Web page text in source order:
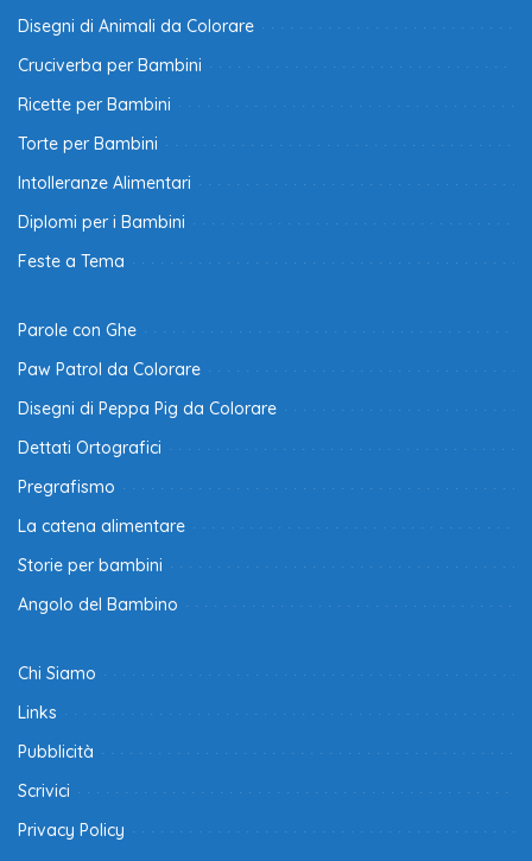
Disegni di Animali da Colorare
Cruciverba per Bambini
Ricette per Bambini
Torte per Bambini
Intolleranze Alimentari
Diplomi per i Bambini
Feste a Tema
Parole con Ghe
Paw Patrol da Colorare
Disegni di Peppa Pig da Colorare
Dettati Ortografici
Pregrafismo
La catena alimentare
Storie per bambini
Angolo del Bambino
Chi Siamo
Links
Pubblicità
Scrivici
Privacy Policy